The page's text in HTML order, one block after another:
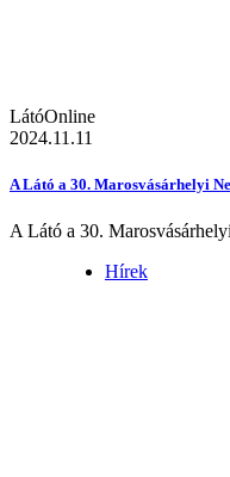
LátóOnline
2024.11.11
A Látó a 30. Marosvásárhelyi
A Látó a 30.
Hírek